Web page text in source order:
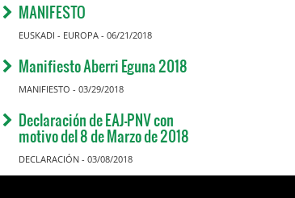
MANIFESTO
EUSKADI - EUROPA - 06/21/2018
Manifiesto Aberri Eguna 2018
MANIFIESTO - 03/29/2018
Declaración de EAJ-PNV con
motivo del 8 de Marzo de 2018
DECLARACIÓN - 03/08/2018